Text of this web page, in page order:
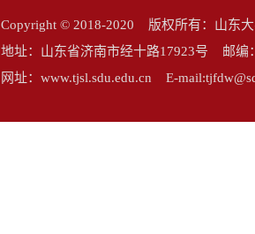
Copyright © 2018-2020 版权所有：山东
地址：山东省济南市经十路17923号 邮
网址：www.tjsl.sdu.edu.cn E-